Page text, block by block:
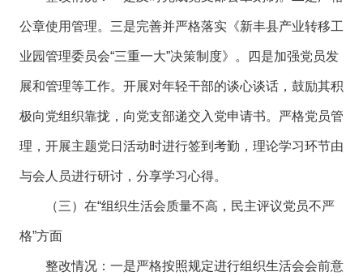
公章使用管理。三是完善并严格落实《新丰县产业转移工
业园管理委员会“三重一大”决策制度》。四是加强党员发
展和管理等工作。开展对年轻干部的谈心谈话，鼓励其积
极向党组织靠拢，向党支部递交入党申请书。严格党员管
理，开展主题党日活动时进行签到考勤，理论学习环节由
与会人员进行研讨，分享学习心得。
（三）在“组织生活会质量不高，民主评议党员不严
格”方面
整改情况：一是严格按照规定进行组织生活会会前意